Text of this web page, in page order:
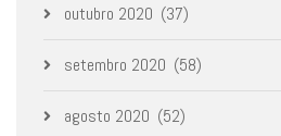
outubro 2020 (37)
setembro 2020 (58)
agosto 2020 (52)